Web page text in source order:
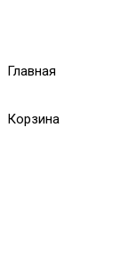
Главная
Корзина